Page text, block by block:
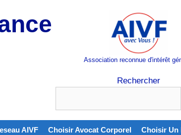
Association reconnue d'intérêt
Rechercher
AIVF Choisir Avocat Corporel Choisir Un